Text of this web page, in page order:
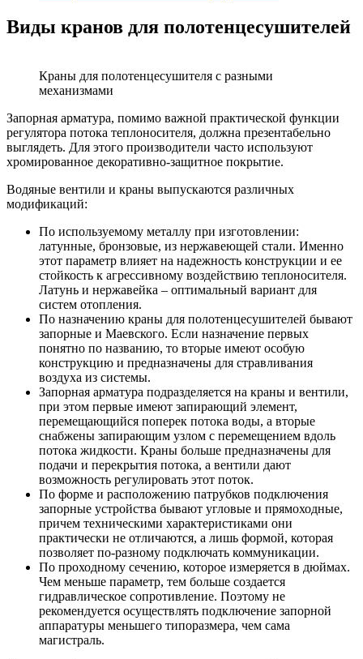
Виды кранов для полотенцесушителей
Краны для полотенцесушителя с разными
механизмами
Запорная арматура, помимо важной практической функции
регулятора потока теплоносителя, должна презентабельно
выглядеть. Для этого производители часто используют
хромированное декоративно-защитное покрытие.
Водяные вентили и краны выпускаются различных
модификаций:
По используемому металлу при изготовлении:
латунные, бронзовые, из нержавеющей стали. Именно
этот параметр влияет на надежность конструкции и ее
стойкость к агрессивному воздействию теплоносителя.
Латунь и нержавейка – оптимальный вариант для
систем отопления.
По назначению краны для полотенцесушителей бывают
запорные и Маевского. Если назначение первых
понятно по названию, то вторые имеют особую
конструкцию и предназначены для стравливания
воздуха из системы.
Запорная арматура подразделяется на краны и вентили,
при этом первые имеют запирающий элемент,
перемещающийся поперек потока воды, а вторые
снабжены запирающим узлом с перемещением вдоль
потока жидкости. Краны больше предназначены для
подачи и перекрытия потока, а вентили дают
возможность регулировать этот поток.
По форме и расположению патрубков подключения
запорные устройства бывают угловые и прямоходные,
причем техническими характеристиками они
практически не отличаются, а лишь формой, которая
позволяет по-разному подключать коммуникации.
По проходному сечению, которое измеряется в дюймах.
Чем меньше параметр, тем больше создается
гидравлическое сопротивление. Поэтому не
рекомендуется осуществлять подключение запорной
аппаратуры меньшего типоразмера, чем сама
магистраль.